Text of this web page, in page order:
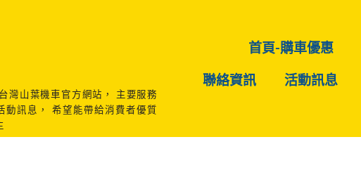
灣山葉機車官方網站， 主要服務
訊息， 希望能帶給消費者優質
首頁-購車優惠
聯絡資訊
活動訊息